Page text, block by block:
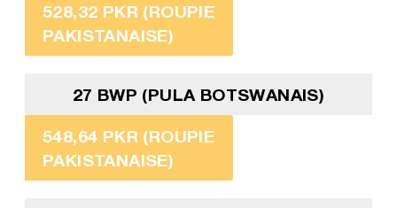
528,32 PKR (ROUPIE
PAKISTANAISE)
27 BWP (PULA BOTSWANAIS)
548,64 PKR (ROUPIE
PAKISTANAISE)